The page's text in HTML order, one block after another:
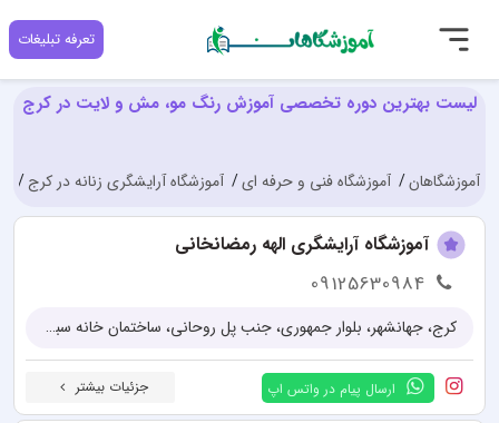
تعرفه تبلیغات
لیست بهترین دوره تخصصی آموزش رنگ مو، مش و لایت در کرج
آموزشگاهان آموزشگاه فنی و حرفه ای آموزشگاه آرایشگری زنانه در کرج
آموزشگاه آرایشگری الهه رمضانخانی
09125630984
کرج، جهانشهر، بلوار جمهوری، جنب پل روحانی، ساختمان خانه سبز، طبقه ۴
ارسال پیام در واتس اپ جزئیات بیشتر